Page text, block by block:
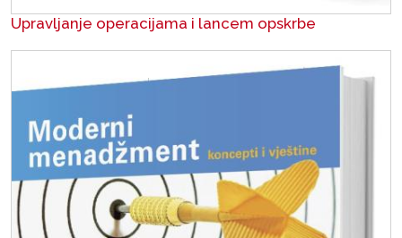
Upravljanje operacijama i lancem opskrbe